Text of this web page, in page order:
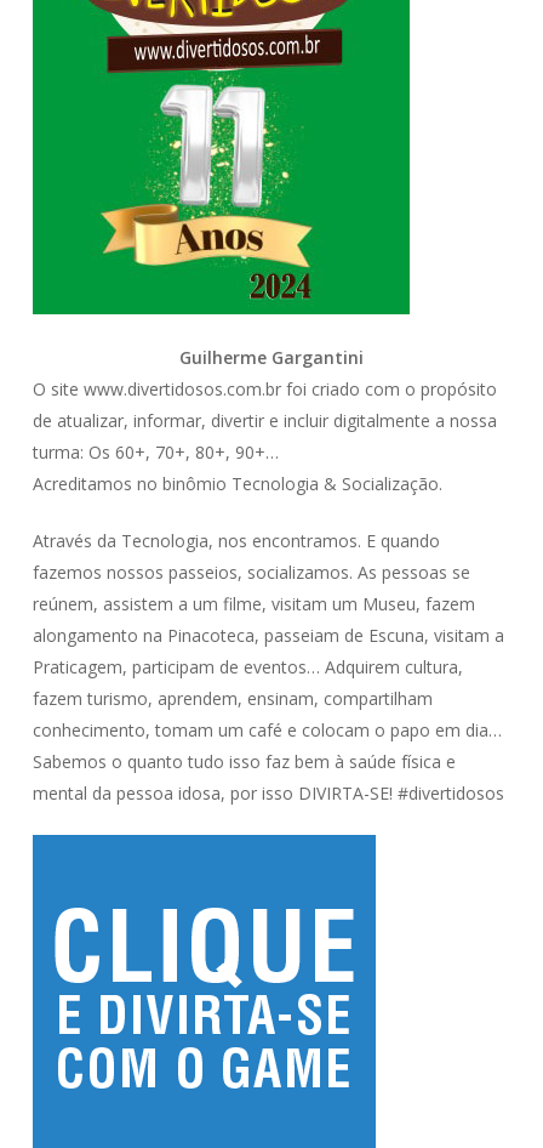
Guilherme Gargantini
O site www.divertidosos.com.br foi criado com o propósito
de atualizar, informar, divertir e incluir digitalmente a nossa
turma: Os 60+, 70+, 80+, 90+…
Acreditamos no binômio Tecnologia & Socialização.
Através da Tecnologia, nos encontramos. E quando
fazemos nossos passeios, socializamos. As pessoas se
reúnem, assistem a um filme, visitam um Museu, fazem
alongamento na Pinacoteca, passeiam de Escuna, visitam a
Praticagem, participam de eventos… Adquirem cultura,
fazem turismo, aprendem, ensinam, compartilham
conhecimento, tomam um café e colocam o papo em dia…
Sabemos o quanto tudo isso faz bem à saúde física e
mental da pessoa idosa, por isso DIVIRTA-SE! #divertidosos